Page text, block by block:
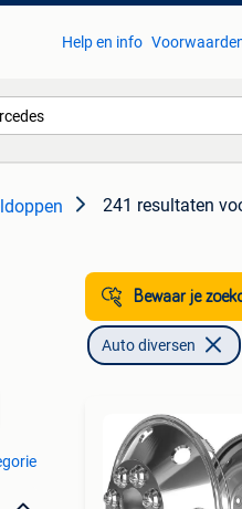
Help en info
241 resultaten
Bewaar je
Auto diversen